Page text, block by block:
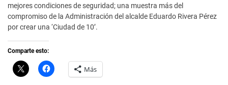
mejores condiciones de seguridad; una muestra más del
compromiso de la Administración del alcalde Eduardo Rivera Pérez
por crear una ‘Ciudad de 10’.
Comparte esto:
C
l
H
a Más